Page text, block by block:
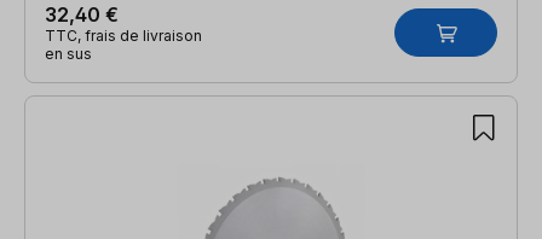
32,40 €
TTC, frais de livraison
en sus